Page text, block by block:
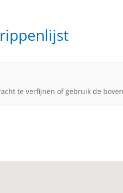
te verfijnen of gebruik de